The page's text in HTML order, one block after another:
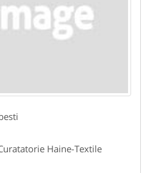
Haine-Textile